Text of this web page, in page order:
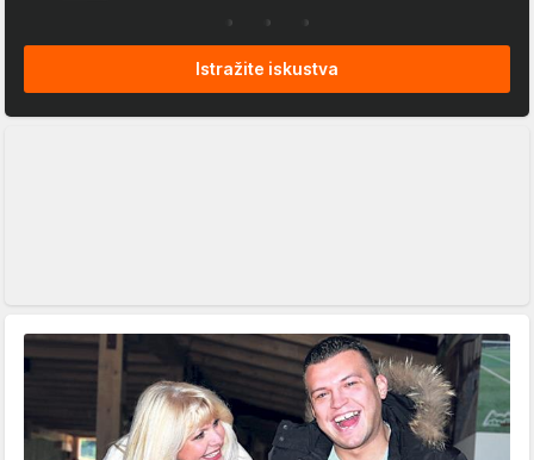
Istražite iskustva